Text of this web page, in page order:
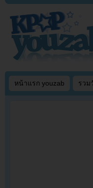
หน้าแรก youzab รวม